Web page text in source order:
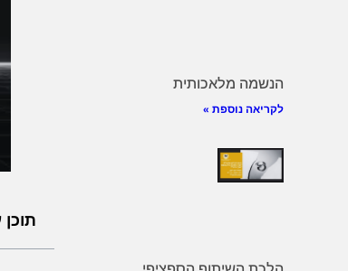
הנשמה מלאכותית
לקריאה נוספת »
תוכן